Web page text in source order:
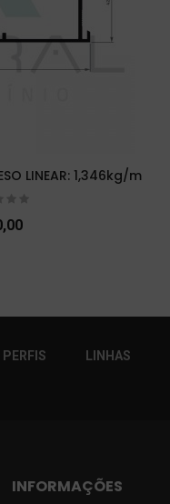
LINEAR: 1,346kg/m
PERFIS LINHAS
INFORMAÇÕES